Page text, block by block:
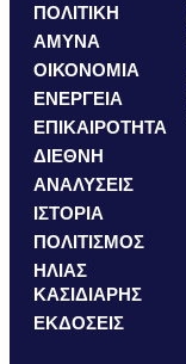
ΠΟΛΙΤΙΚΗ
ΑΜΥΝΑ
ΟΙΚΟΝΟΜΙΑ
ΕΝΕΡΓΕΙΑ
ΕΠΙΚΑΙΡΟΤΗΤΑ
ΔΙΕΘΝΗ
ΑΝΑΛΥΣΕΙΣ
ΙΣΤΟΡΙΑ
ΠΟΛΙΤΙΣΜΟΣ
ΗΛΙΑΣ
ΚΑΣΙΔΙΑΡΗΣ
ΕΚΔΟΣΕΙΣ